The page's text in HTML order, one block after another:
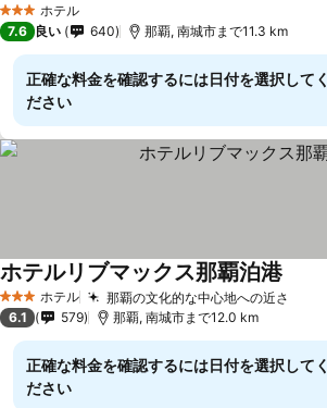
3 ホテルのランク
ホテル
7.6 良い 640 那覇, 南城市まで11.3 km
正確な料金を確認するには日付を選択してく
ださい
3 ホテルのランク
ホテル 那覇の文化的な中心地への近さ
ホテルリブマックス那覇泊港
6.1 579 那覇, 南城市まで12.0 km
正確な料金を確認するには日付を選択してく
ださい